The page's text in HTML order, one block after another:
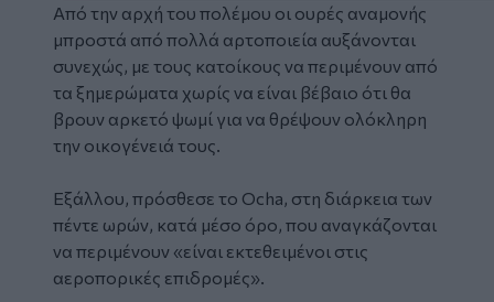
Από την αρχή του πολέμου οι ουρές αναμονής
μπροστά από πολλά αρτοποιεία αυξάνονται
συνεχώς, με τους κατοίκους να περιμένουν από
τα ξημερώματα χωρίς να είναι βέβαιο ότι θα
βρουν αρκετό ψωμί για να θρέψουν ολόκληρη
την οικογένειά τους.
Εξάλλου, πρόσθεσε το Ocha, στη διάρκεια των
πέντε ωρών, κατά μέσο όρο, που αναγκάζονται
να περιμένουν «είναι εκτεθειμένοι στις
αεροπορικές επιδρομές».